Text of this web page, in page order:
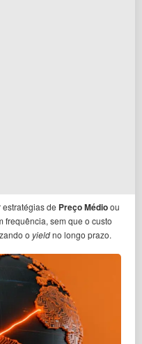
de Preço Médioou
frequência, sem que o custo
o yieldno longo prazo.